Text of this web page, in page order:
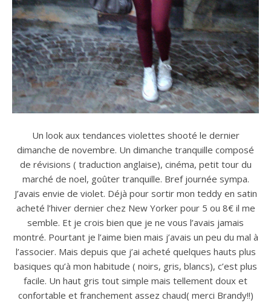
Un look aux tendances violettes shooté le dernier
dimanche de novembre. Un dimanche tranquille composé
de révisions ( traduction anglaise), cinéma, petit tour du
marché de noel, goûter tranquille. Bref journée sympa.
J’avais envie de violet. Déjà pour sortir mon teddy en satin
acheté l’hiver dernier chez New Yorker pour 5 ou 8€ il me
semble. Et je crois bien que je ne vous l’avais jamais
montré. Pourtant je l’aime bien mais j’avais un peu du mal à
l’associer. Mais depuis que j’ai acheté quelques hauts plus
basiques qu’à mon habitude ( noirs, gris, blancs), c’est plus
facile. Un haut gris tout simple mais tellement doux et
confortable et franchement assez chaud( merci Brandy!!)